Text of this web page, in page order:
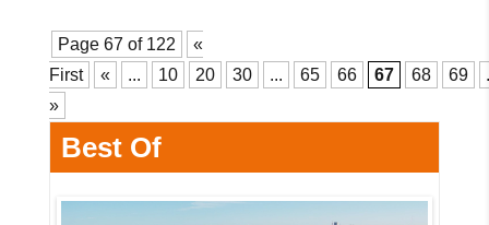
Page 67 of 122
«
First
« ... 10 20 30 ... 65 66 67 68 69
»
Best Of